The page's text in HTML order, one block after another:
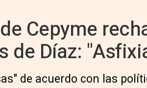
Cepyme
de Díaz:
de acuerdo con las